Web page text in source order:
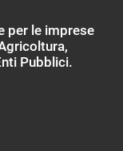
per le imprese
Pubblici.